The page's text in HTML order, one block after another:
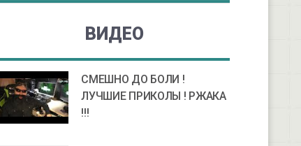
ВИДЕО
СМЕШНО ДО БОЛИ !
ЛУЧШИЕ ПРИКОЛЫ ! РЖАКА
!!!